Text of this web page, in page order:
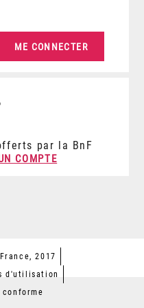
par la BnF
COMPTE
2017
d'utilisation